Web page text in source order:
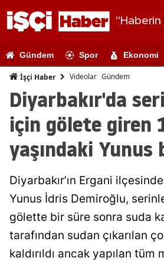
"Haberin
Gündem Spor Ekonomi
İşçi Haber Videolar Gündem
Diyarbakır'da
için gölete giren
yaşındaki Yunus
Diyarbakır’ın Ergani
Yunus İdris Demiroğlu,
gölette bir süre sonra suda
tarafından sudan çıkarılan
kaldırıldı ancak yapılan tüm